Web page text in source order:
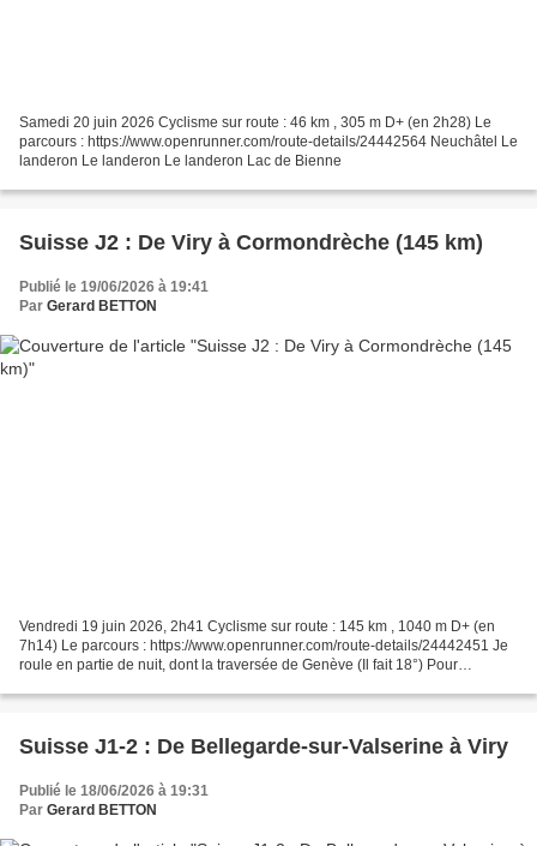
Samedi 20 juin 2026 Cyclisme sur route : 46 km , 305 m D+ (en 2h28) Le
parcours : https://www.openrunner.com/route-details/24442564 Neuchâtel Le
landeron Le landeron Le landeron Lac de Bienne
Suisse J2 : De Viry à Cormondrèche (145 km)
Publié le 19/06/2026 à 19:41
Par Gerard BETTON
Vendredi 19 juin 2026, 2h41 Cyclisme sur route : 145 km , 1040 m D+ (en
7h14) Le parcours : https://www.openrunner.com/route-details/24442451 Je
roule en partie de nuit, dont la traversée de Genève (Il fait 18°) Pour
Suisse J1-2 : De Bellegarde-sur-Valserine à Viry
Publié le 18/06/2026 à 19:31
Par Gerard BETTON